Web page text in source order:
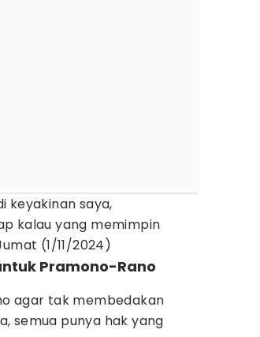
keyakinan saya,
kalau yang memimpin
(1/11/2024)
Pramono-Rano
agar tak membedakan
semua punya hak yang